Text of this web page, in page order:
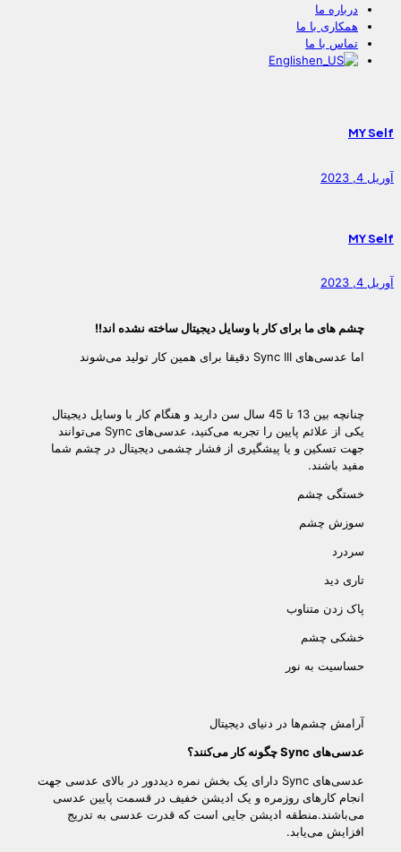
درباره ما
همکاری با ما
تماس با ما
English
MY Self
آوریل 4, 2023
MY Self
آوریل 4, 2023
­­­­­چشم های ما برای کار با وسایل دیجیتال ساخته نشده اند!!
اما عدسی‌های Sync III دقیقا برای همین کار تولید می‌شوند
چنانچه بین 13 تا 45 سال سن دارید و هنگام کار با وسایل دیجیتال
یکی از علائم پایین را تجربه می‌کنید، عدسی‌های Sync می‌توانند
جهت تسکین و یا پیشگیری از فشار چشمی دیجیتال در چشم شما
مفید باشند.
خستگی چشم
سوزش چشم
سردرد
تاری دید
پاک زدن متناوب
خشکی چشم
حساسیت به نور
آرامش چشم‌ها در دنیای دیجیتال
عدسی‌های
چگونه کار می‌کنند؟
عدسی‌های Sync دارای یک بخش نمره دیددور در بالای عدسی جهت
انجام کارهای روزمره و یک ادیشن خفیف در قسمت پایین عدسی
می‌باشند.منطقه ادیشن جایی است که قدرت عدسی به تدریج
افزایش می‌یابد.